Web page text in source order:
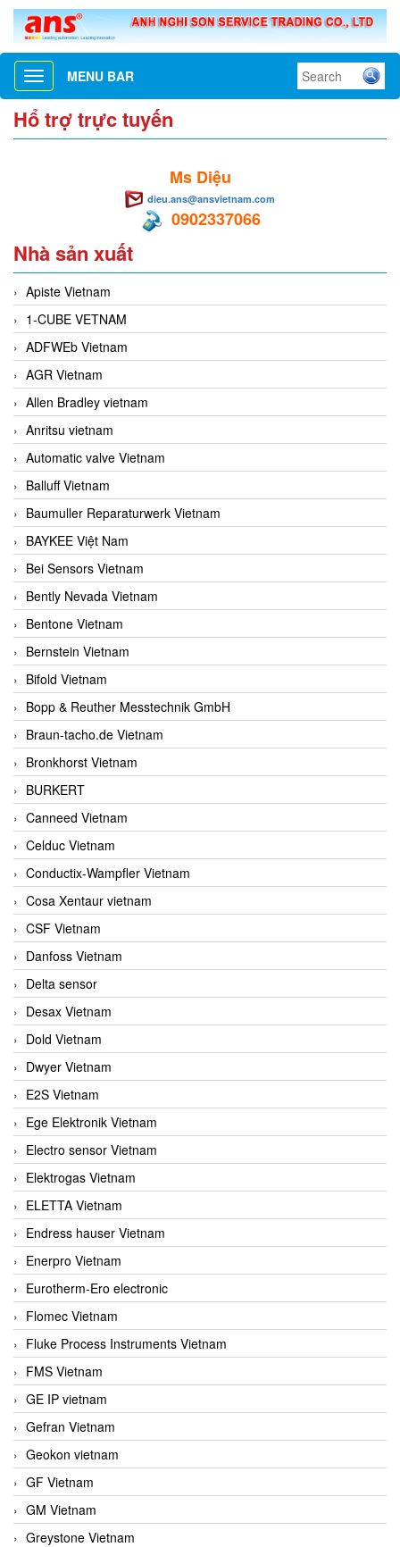
Toggle
navigation
MENU BAR
Hổ trợ trực tuyến
Ms Diệu
dieu.ans@ansvietnam.com
0902337066
Nhà sản xuất
Apiste Vietnam
1-CUBE VETNAM
ADFWEb Vietnam
AGR Vietnam
Allen Bradley vietnam
Anritsu vietnam
Automatic valve Vietnam
Balluff Vietnam
Baumuller Reparaturwerk Vietnam
BAYKEE Việt Nam
Bei Sensors Vietnam
Bently Nevada Vietnam
Bentone Vietnam
Bernstein Vietnam
Bifold Vietnam
Bopp & Reuther Messtechnik GmbH
Braun-tacho.de Vietnam
Bronkhorst Vietnam
BURKERT
Canneed Vietnam
Celduc Vietnam
Conductix-Wampfler Vietnam
Cosa Xentaur vietnam
CSF Vietnam
Danfoss Vietnam
Delta sensor
Desax Vietnam
Dold Vietnam
Dwyer Vietnam
E2S Vietnam
Ege Elektronik Vietnam
Electro sensor Vietnam
Elektrogas Vietnam
ELETTA Vietnam
Endress hauser Vietnam
Enerpro Vietnam
Eurotherm-Ero electronic
Flomec Vietnam
Fluke Process Instruments Vietnam
FMS Vietnam
GE IP vietnam
Gefran Vietnam
Geokon vietnam
GF Vietnam
GM Vietnam
Greystone Vietnam